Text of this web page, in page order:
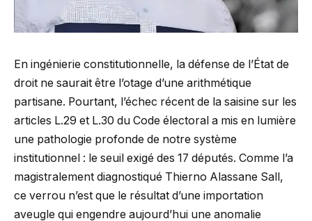
En ingénierie constitutionnelle, la défense de l’État de
droit ne saurait être l’otage d’une arithmétique
partisane. Pourtant, l’échec récent de la saisine sur les
articles L.29 et L.30 du Code électoral a mis en lumière
une pathologie profonde de notre système
institutionnel : le seuil exigé des 17 députés. Comme l’a
magistralement diagnostiqué Thierno Alassane Sall,
ce verrou n’est que le résultat d’une importation
aveugle qui engendre aujourd’hui une anomalie